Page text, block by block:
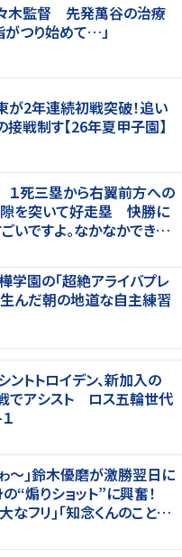
々木監督 先発萬谷の治療
がつり始めて…」
2年連続初戦突破！追い
接戦制す【26年夏甲子園】
死三塁から右翼前方への
を突いて好走塁 快勝に
いですよ。なかなかできな
学園の「超絶アライバプレ
生んだ朝の地道な自主練習
トトロイデン、新加入の
でアシスト ロス五輪世代
〜｣鈴木優磨が激勝翌日に
煽りショット”に興奮！
なフリ｣｢知念くんのことど